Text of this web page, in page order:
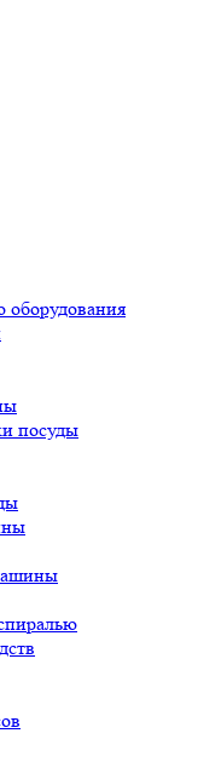
оборудования
посуды